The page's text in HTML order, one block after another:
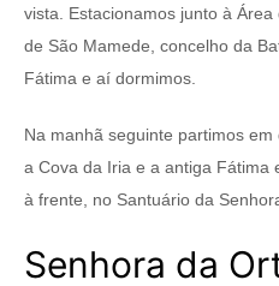
vista. Estacionamos junto à
de São Mamede, concelho da
Fátima e aí dormimos.
Na manhã seguinte partimos
a Cova da Iria e a antiga Fátima
à frente, no Santuário da
Senhora da